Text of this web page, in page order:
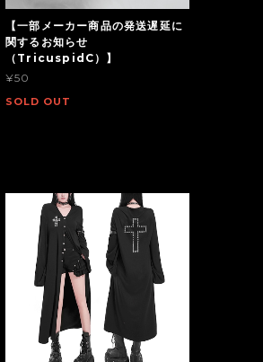
【一部メーカー商品の発送遅延に
関するお知らせ
（TricuspidC）】
¥50
SOLD OUT